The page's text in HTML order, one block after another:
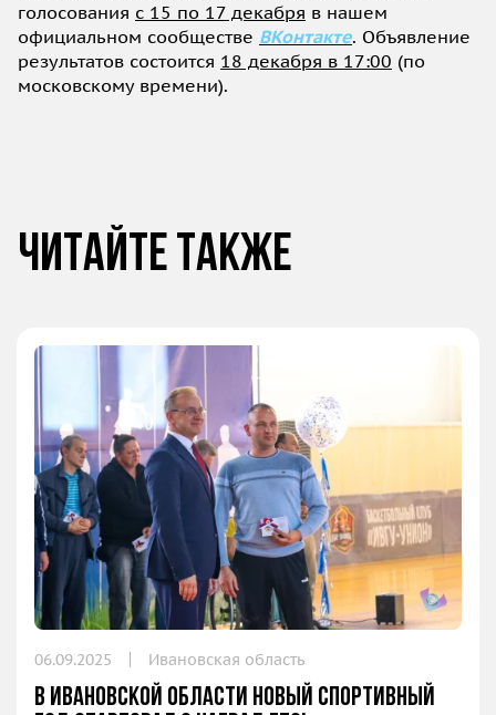
голосования с 15 по 17 декабря в нашем
официальном сообществе ВКонтакте. Объявление
результатов состоится 18 декабря в 17:00 (по
московскому времени).
Читайте также
06.09.2025 Ивановская область
В Ивановской области новый спортивный